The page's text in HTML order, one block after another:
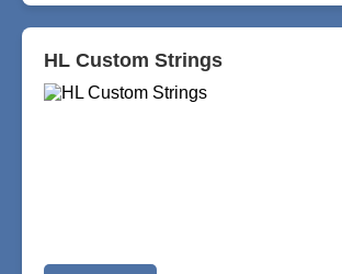
HL Custom Strings